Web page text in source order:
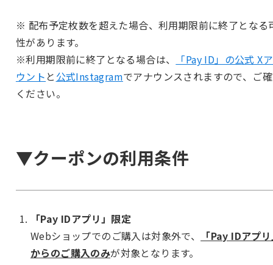
※ 配布予定枚数を超えた場合、利用期限前に終了となる
性があります。
※利用期限前に終了となる場合は、
「Pay ID」の公式 X
ウント と 公式Instagramでアナウンスされますので、ご
ください。
▼クーポンの利用条件
「Pay IDアプリ」限定
Webショップでのご購入は対象外で、
「Pay IDアプ
からのご購入のみが対象となります。